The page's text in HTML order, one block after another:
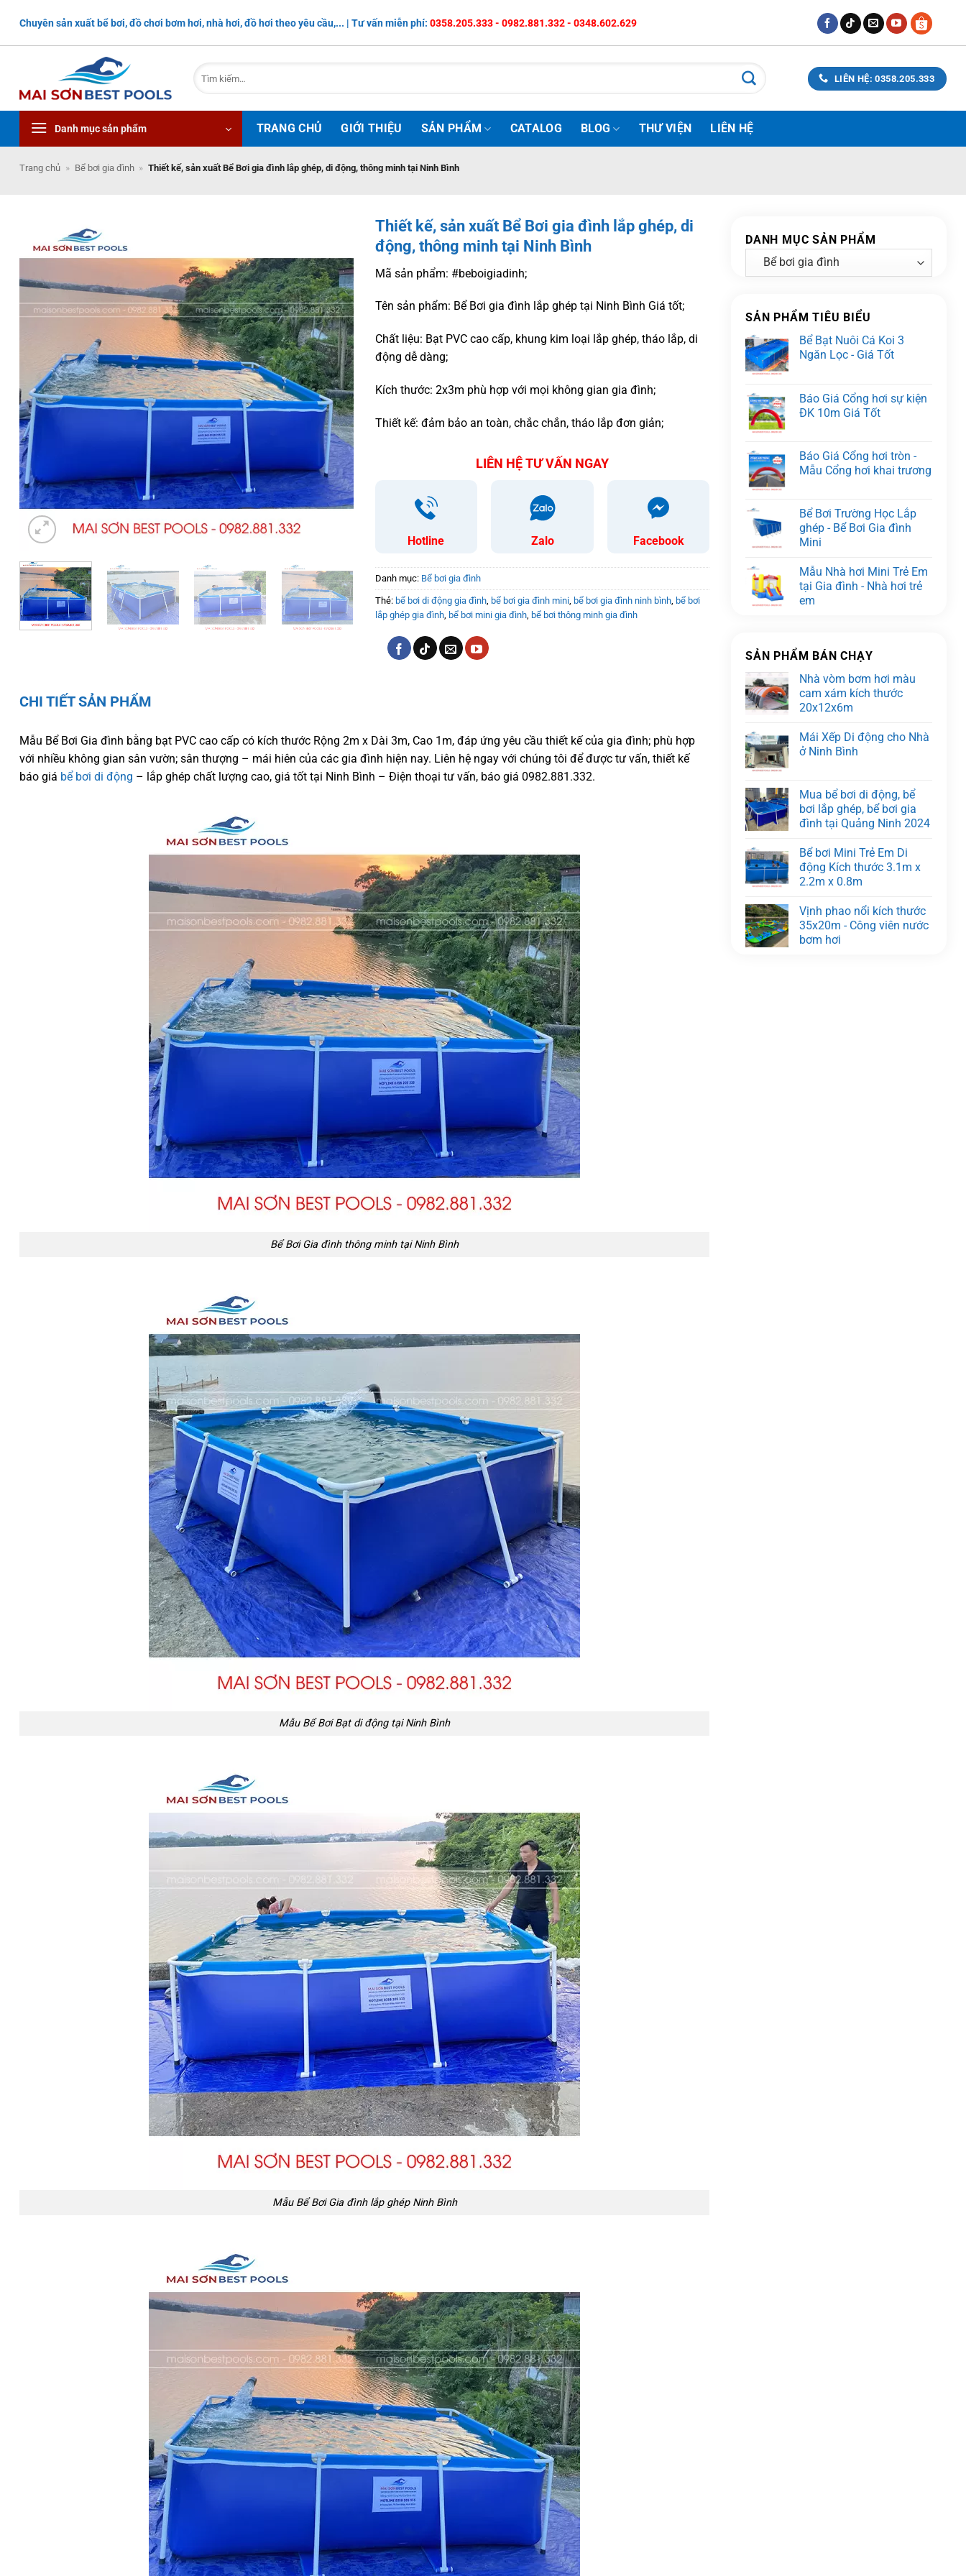
nội
Chuyên sản xuất bể bơi, đồ chơi bơm hơi, nhà hơi, đồ hơi theo yêu cầu,... | Tư vấn miễn phí: 0358.205.333 - 0982.881.332 - 0348.602.629
Tìm
kiếm:
LIÊN HỆ: 0358.205.333
Danh mục sản phẩm TRANG CHỦ GIỚI THIỆU SẢN PHẨM CATALOG BLOG THƯ VIỆN LIÊN HỆ
Trang chủ » Bể bơi gia đình » Thiết kế, sản xuất Bể Bơi gia đình lắp ghép, di động, thông minh tại Ninh Bình
Thiết kế, sản xuất Bể Bơi gia đình lắp ghép, di
động, thông minh tại Ninh Bình
Mã sản phẩm: #beboigiadinh;
Tên sản phẩm: Bể Bơi gia đình lắp ghép tại Ninh Bình Giá tốt;
Chất liệu: Bạt PVC cao cấp, khung kim loại lắp ghép, tháo lắp, di
động dễ dàng;
Kích thước: 2x3m phù hợp với mọi không gian gia đình;
Thiết kế: đảm bảo an toàn, chắc chắn, tháo lắp đơn giản;
LIÊN HỆ TƯ VẤN NGAY
Hotline Zalo Facebook
Danh mục: Bể bơi gia đình
Thẻ: bể bơi di động gia đình, bể bơi gia đình mini, bể bơi gia đình ninh bình, bể bơi
lắp ghép gia đình, bể bơi mini gia đình, bể bơi thông minh gia đình
CHI TIẾT SẢN PHẨM
Mẫu Bể Bơi Gia đình bằng bạt PVC cao cấp có kích thước Rộng 2m x Dài 3m, Cao 1m, đáp ứng yêu cầu thiết kế của gia đình; phù hợp
với nhiều không gian sân vườn; sân thượng – mái hiên của các gia đình hiện nay. Liên hệ ngay với chúng tôi để được tư vấn, thiết kế
báo giá bể bơi di động – lắp ghép chất lượng cao, giá tốt tại Ninh Bình – Điện thoại tư vấn, báo giá 0982.881.332.
Bể Bơi Gia đình thông minh tại Ninh Bình
Mẫu Bể Bơi Bạt di động tại Ninh Bình
Mẫu Bể Bơi Gia đình lắp ghép Ninh Bình
DANH MỤC SẢN PHẨM
SẢN PHẨM TIÊU BIỂU
Bể Bạt Nuôi Cá Koi 3
Ngăn Lọc - Giá Tốt
Báo Giá Cổng hơi sự kiện
ĐK 10m Giá Tốt
Báo Giá Cổng hơi tròn -
Mẫu Cổng hơi khai trương
Bể Bơi Trường Học Lắp
ghép - Bể Bơi Gia đình
Mini
Mẫu Nhà hơi Mini Trẻ Em
tại Gia đình - Nhà hơi trẻ
em
SẢN PHẨM BÁN CHẠY
Nhà vòm bơm hơi màu
cam xám kích thước
20x12x6m
Mái Xếp Di động cho Nhà
ở Ninh Bình
Mua bể bơi di động, bể
bơi lắp ghép, bể bơi gia
đình tại Quảng Ninh 2024
Bể bơi Mini Trẻ Em Di
động Kích thước 3.1m x
2.2m x 0.8m
Vịnh phao nổi kích thước
35x20m - Công viên nước
bơm hơi